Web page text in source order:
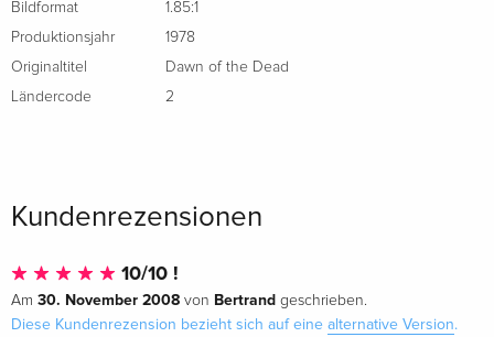
Mediabook, Blu-ray + 2 DVDs
Deutsch
Grosse Hartbox, David Emge Signature
(ausgewählt)
Französisch
Standard Edition
Französisch
Bildformat
1.85:1
Produktionsjahr
1978
Originaltitel
Dawn of the Dead
Ländercode
2
Kundenrezensionen
10/10 !
Am 30. November 2008 von Bertrand geschrieben.
Diese Kundenrezension bezieht sich auf eine alternative Version.